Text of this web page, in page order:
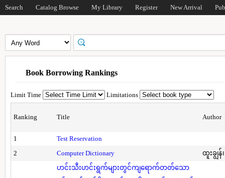
Search Catalog Browse My Library Register New Arrival
Book Borrowing Rankings
Limit Time Limitations
Ranking Title Author
1
Test Reservation
2
Computer Dictionary ထူးချွန်
ဟင်းသီးဟင်းရွက်များတွင်ကျရောက်တတ်သော